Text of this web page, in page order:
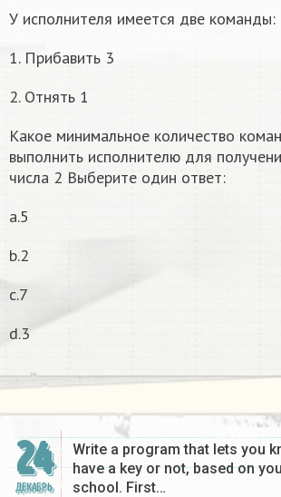
У исполнителя имеется две команды:
1. Прибавить 3
2. Отнять 1
Какое минимальное количество
выполнить исполнителю для
числа 2 Выберите один ответ:
a.5
b.2
c.7
d.3
24
ДЕКАБРЬ
Write a program that lets you
have a key or not, based on
school. First…